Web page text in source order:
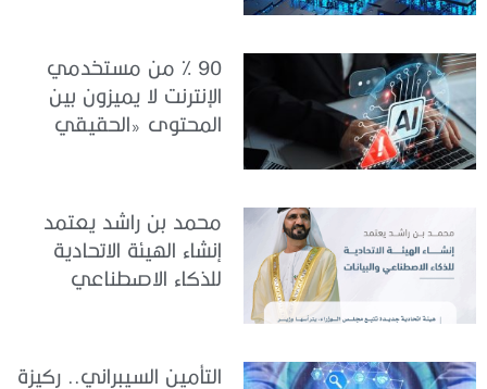
90 % من مستخدمي
الإنترنت لا يميزون بين
المحتوى «الحقيقي
محمد بن راشد يعتمد
إنشاء الهيئة الاتحادية
للذكاء الاصطناعي
التأمين السيبراني.. ركيزة